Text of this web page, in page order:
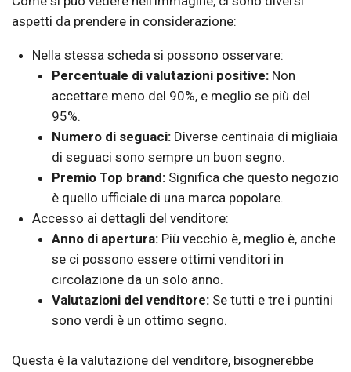
aspetti da prendere in considerazione:
Nella stessa scheda si possono osservare:
Percentuale di valutazioni positive: Non
accettare meno del 90%, e meglio se più del
95%.
Numero di seguaci: Diverse centinaia di migliaia
di seguaci sono sempre un buon segno.
Premio Top brand: Significa che questo negozio
è quello ufficiale di una marca popolare.
Accesso ai dettagli del venditore:
Anno di apertura: Più vecchio è, meglio è, anche
se ci possono essere ottimi venditori in
circolazione da un solo anno.
Valutazioni del venditore: Se tutti e tre i puntini
sono verdi è un ottimo segno.
Questa è la valutazione del venditore, bisognerebbe